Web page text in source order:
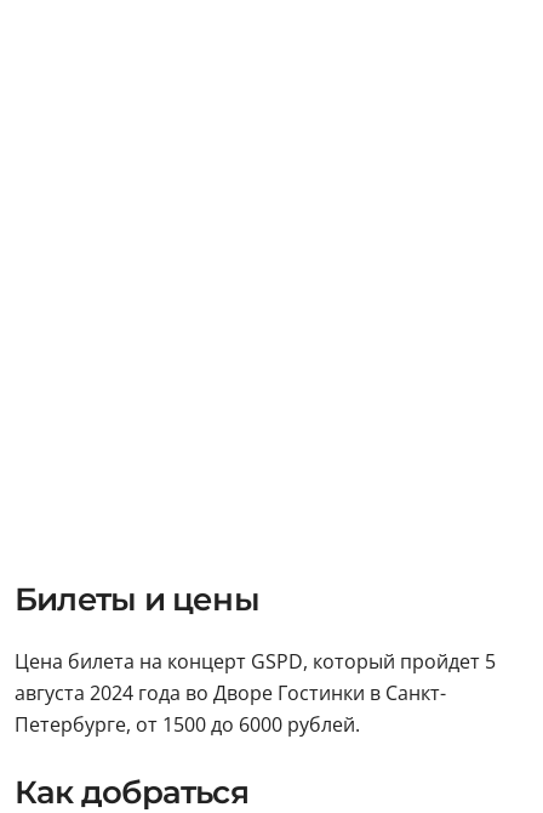
Билеты и цены
Цена билета на концерт GSPD, который пройдет 5
августа 2024 года во Дворе Гостинки в Санкт-
Петербурге, от 1500 до 6000 рублей.
Как добраться